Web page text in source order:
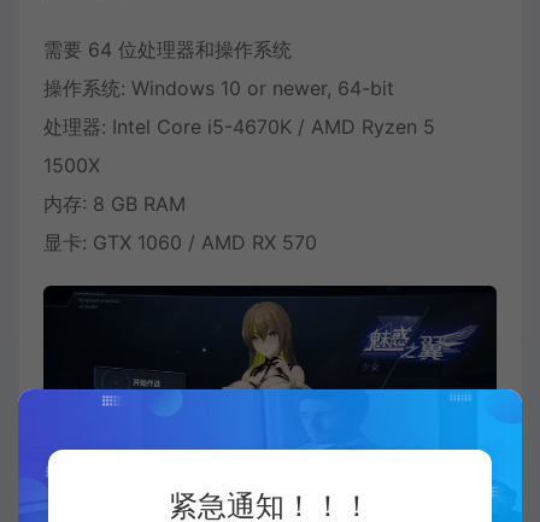
需要 64 位处理器和操作系统
操作系统: Windows 10 or newer, 64-bit
处理器: Intel Core i5-4670K / AMD Ryzen 5
1500X
内存: 8 GB RAM
显卡: GTX 1060 / AMD RX 570
紧急通知！！！